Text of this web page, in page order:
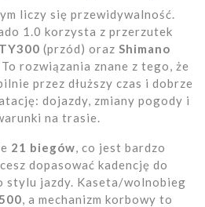
liczy się przewidywalność.
1.0 korzysta z przerzutek
(przód) oraz Shimano
rozwiązania znane z tego, że
przez dłuższy czas i dobrze
dojazdy, zmiany pogody i
na trasie.
21 biegów, co jest bardzo
dopasować kadencję do
stylu jazdy. Kaseta/wolnobieg
, a mechanizm korbowy to